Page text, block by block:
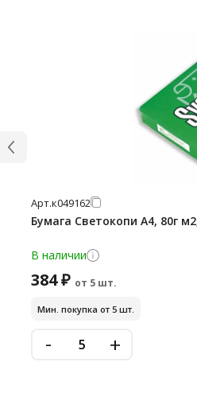
Арт.к049162
Бумага Светокопи А4, 80г
В наличии
384 ₽ от 5 шт.
Мин. покупка от 5 шт.
- +